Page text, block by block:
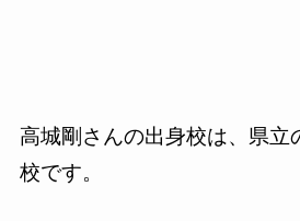
高城剛さんの出身校は、県立
校です。